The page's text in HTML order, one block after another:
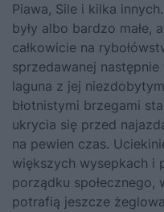
Piawa, Sile i kilka
były albo bardzo małe,
całkowicie na
sprzedawanej następnie
laguna z jej
błotnistymi brzegami
ukrycia się przed
na pewien czas.
większych wysepkach i
porządku społecznego,
potrafią jeszcze